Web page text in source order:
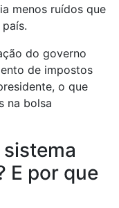
menos ruídos que
do governo
de impostos
o que
na bolsa
E por que